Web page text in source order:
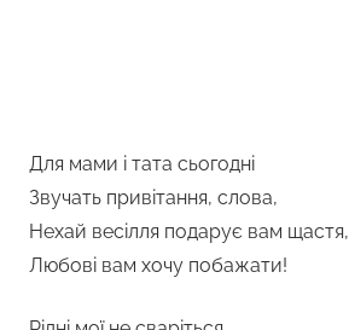
Для мами і тата сьогодні
Звучать привітання, слова,
Нехай весілля подарує вам щастя,
Любові вам хочу побажати!